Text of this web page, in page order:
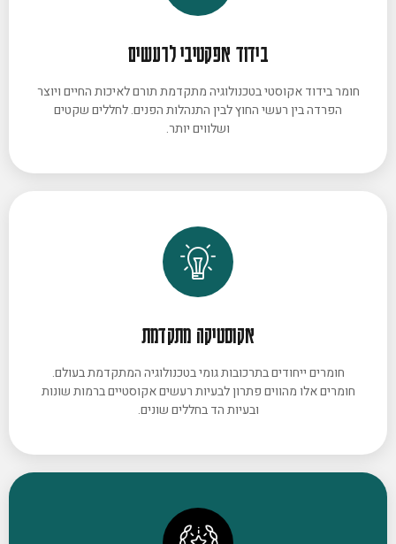
בידוד אפקטיבי לרעשים
חומר בידוד אקוסטי בטכנולוגיה מתקדמת תורם לאיכות החיים ויוצר
הפרדה בין רעשי החוץ לבין התנהלות הפנים. לחללים שקטים
ושלווים יותר.
אקוסטיקה מתקדמת
חומרים ייחודים בתרכובות גומי בטכנולוגיה המתקדמת בעולם.
חומרים אלו מהווים פתרון לבעיות רעשים אקוסטיים ברמות שונות
ובעיות הד בחללים שונים.